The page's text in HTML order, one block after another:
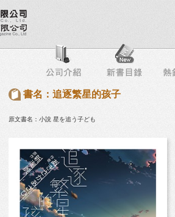
書店專區 目錄下載 會員服務
書名：追逐繁星的孩子
原文書名：小說 星を追う子ども